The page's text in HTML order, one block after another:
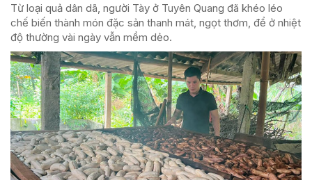
Từ loại quả dân dã, người Tày ở Tuyên Quang đã khéo léo
chế biến thành món đặc sản thanh mát, ngọt thơm, để ở nhiệt
độ thường vài ngày vẫn mềm dẻo.